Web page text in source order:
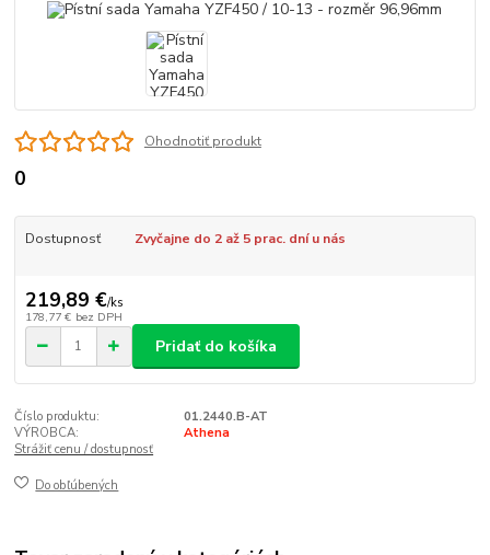
Ohodnotiť produkt
0
Dostupnosť Zvyčajne do 2 až 5 prac. dní u nás
219,89 €/ks
178,77 € bez DPH
Pridať do košíka
Číslo produktu:
01.2440.B-AT
VÝROBCA:
Athena
Strážiť cenu / dostupnosť
Do obľúbených